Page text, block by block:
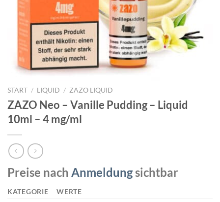
START / LIQUID / ZAZO LIQUID
ZAZO Neo – Vanille Pudding – Liquid
10ml – 4 mg/ml
Preise nach Anmeldungsichtbar
KATEGORIE
WERTE